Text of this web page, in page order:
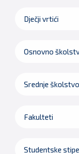
Dječji vrtići
Osnovno
Srednje školstvo
Fakulteti
Studentske